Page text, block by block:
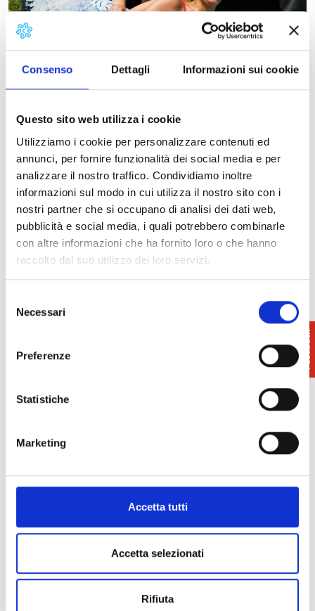
Consenso Dettagli Informazioni sui cookie
Questo sito web utilizza i cookie
Utilizziamo i cookie per personalizzare contenuti ed
annunci, per fornire funzionalità dei social media e per
analizzare il nostro traffico. Condividiamo inoltre
informazioni sul modo in cui utilizza il nostro sito con i
nostri partner che si occupano di analisi dei dati web,
pubblicità e social media, i quali potrebbero combinarle
con altre informazioni che ha fornito loro o che hanno
raccolto dal suo utilizzo dei loro servizi.
delNecessari
Preferenze
Statistiche
Marketing
Accetta tutti
Accetta selezionati
Rifiuta
Il Sunlight è dotato di piscine per adulti e per
Inoltre il parco organizza spettacoli con gli
animatori per giochi, balli di gruppo e
intrattenimento per adulti, ragazzi e bambini.
È adatto anche per i più piccoli che possono
divertirsi sul castello nella vasca ad acqua bassa, sui
giochi gonfiabili e sui tappeti elastici mentre i
genitori si rilassano nel grande prato attrezzato con
lettini, sdraio, gazebo, ombrelloni.
Il parco è dotato diarea relax, ristorante e bar.